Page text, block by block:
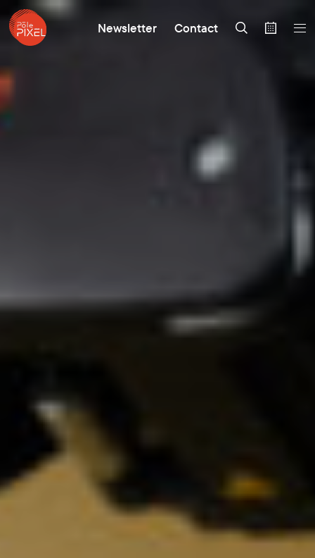
Newsletter Contact